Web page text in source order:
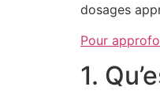
dosages
Pour
1.